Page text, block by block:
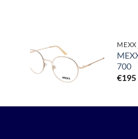
Toevoegen
aan
verlanglijst
MEXX
700
€195